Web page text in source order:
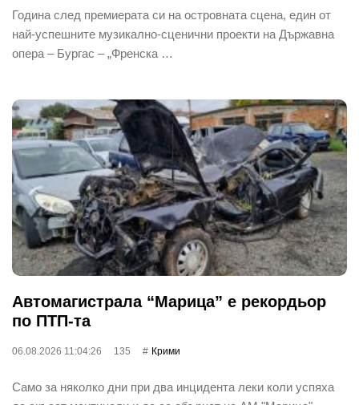
Година след премиерата си на островната сцена, един от
най‐успешните музикално-сценични проекти на Държавна
опера – Бургас – „Френска …
Автомагистрала “Марица” е рекордьор
по ПТП-та
06.08.2026 11:04:26 135 Крими
Само за няколко дни при два инцидента леки коли успяха